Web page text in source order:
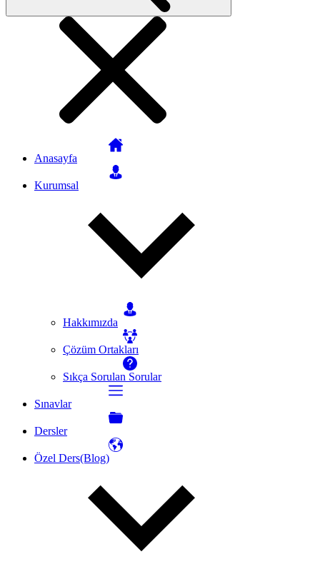
Anasayfa
Kurumsal
Hakkımızda
Çözüm Ortakları
Sıkça Sorulan Sorular
Sınavlar
Dersler
Özel Ders(Blog)